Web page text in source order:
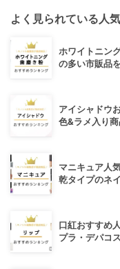
よく見られている人
ホワイトニン
の多い市販品
アイシャドウ
色&ラメ入り商
マニキュア人
乾タイプのネ
口紅おすすめ
プラ・デパコ